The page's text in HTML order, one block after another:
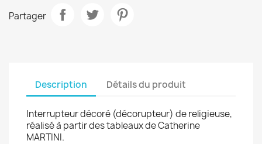
Partager
Description Détails du produit
Interrupteur décoré (décorupteur) de religieuse,
réalisé à partir des tableaux de Catherine
MARTINI.